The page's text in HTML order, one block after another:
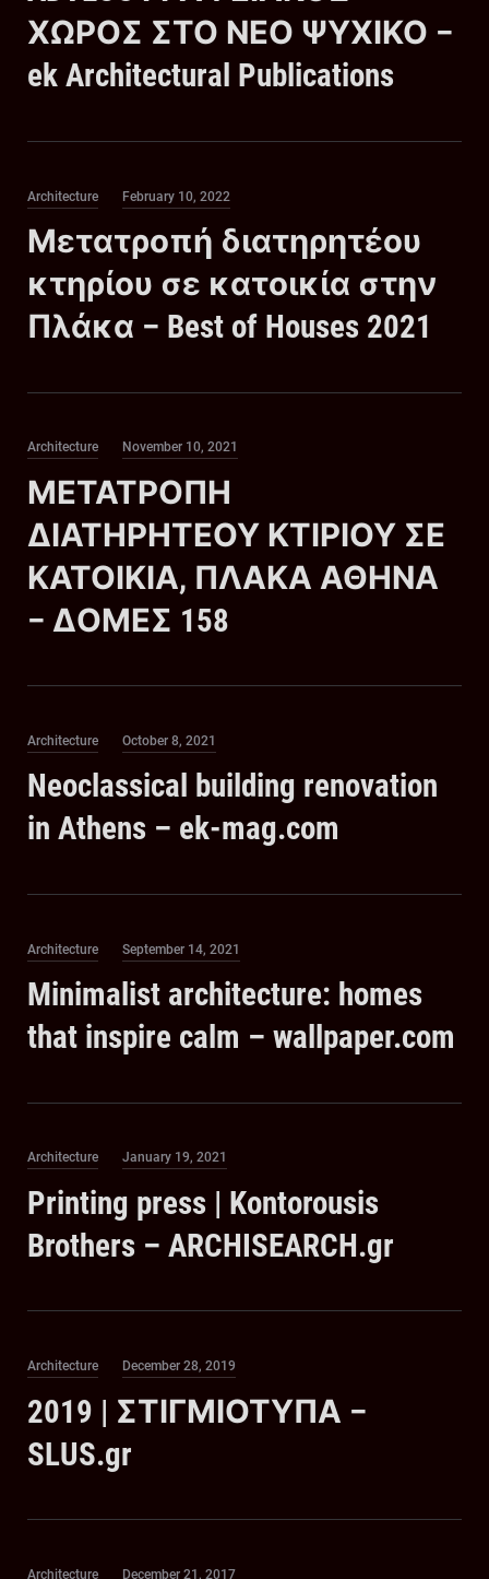
ΧΩΡΟΣ ΣΤΟ ΝΕΟ ΨΥΧΙΚΟ –
ek Architectural Publications
Category
Architecture
Posted
February 10, 2022
Μετατροπή διατηρητέου
κτηρίου σε κατοικία στην
Πλάκα – Best of Houses 2021
Category
Architecture
Posted
November 10, 2021
ΜΕΤΑΤΡΟΠΗ
ΔΙΑΤΗΡΗΤΕΟΥ ΚΤΙΡΙΟΥ ΣΕ
ΚΑΤΟΙΚΙΑ, ΠΛΑΚΑ ΑΘΗΝΑ
– ΔΟΜΕΣ 158
Category
Architecture
Posted
October 8, 2021
Neoclassical building renovation
in Athens – ek-mag.com
Category
Architecture
Posted
September 14, 2021
Minimalist architecture: homes
that inspire calm – wallpaper.com
Category
Architecture
Posted
January 19, 2021
Printing press | Kontorousis
Brothers – ARCHISEARCH.gr
Category
Architecture
Posted
December 28, 2019
2019 | ΣΤΙΓΜΙΟΤΥΠΑ –
SLUS.gr
Category
Architecture Posted
December 21, 2017